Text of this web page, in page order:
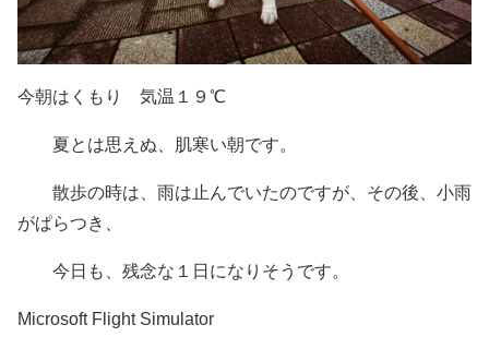
今朝はくもり 気温１９℃
夏とは思えぬ、肌寒い朝です。
散歩の時は、雨は止んでいたのですが、その後、小雨
がぱらつき、
今日も、残念な１日になりそうです。
Microsoft Flight Simulator